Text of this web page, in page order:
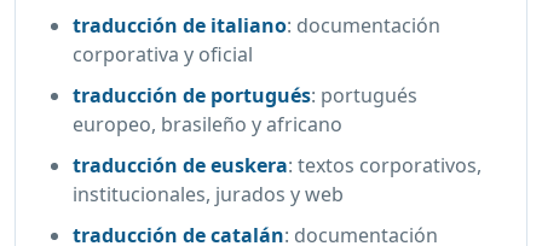
traducción de italiano: documentación
corporativa y oficial
traducción de portugués: portugués
europeo, brasileño y africano
traducción de euskera:textos corporativos,
institucionales, jurados y web
traducción de catalán: documentación